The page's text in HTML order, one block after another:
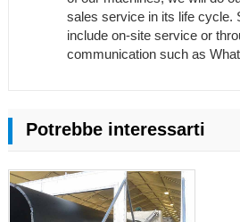
sales service in its life cycle.
include on-site service or
communication such as
Potrebbe interessarti